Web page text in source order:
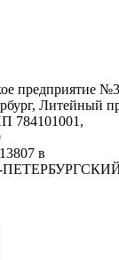
предприятие
Литейный
784101001,
в